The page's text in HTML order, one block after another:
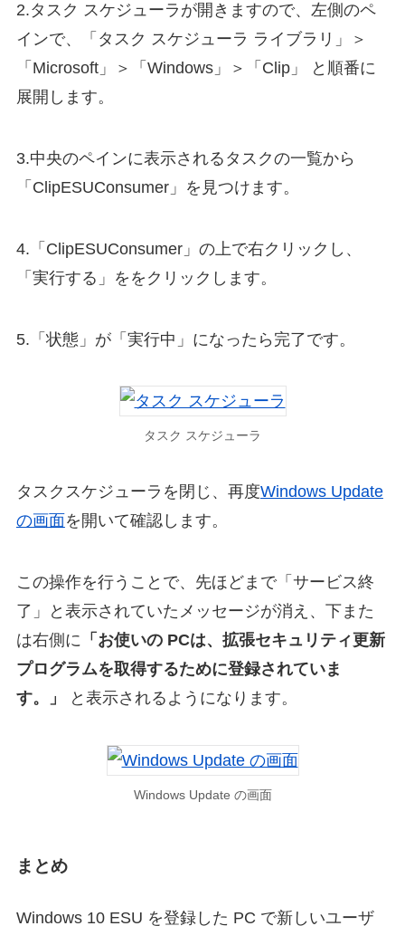
2.タスク スケジューラが開きますので、左側のペ
インで、「タスク スケジューラ ライブラリ」＞
「Microsoft」＞「Windows」＞「Clip」 と順番に
展開します。
3.中央のペインに表示されるタスクの一覧から
「ClipESUConsumer」を見つけます。
4.「ClipESUConsumer」の上で右クリックし、
「実行する」ををクリックします。
5.「状態」が「実行中」になったら完了です。
タスク スケジューラ
タスクスケジューラを閉じ、再度Windows Update
の画面 を開いて確認します。
この操作を行うことで、先ほどまで「サービス終
了」と表示されていたメッセージが消え、下また
は右側に 「お使いの PCは、拡張セキュリティ更新
プログラムを取得するために登録されていま
す。」
と表示されるようになります。
Windows Update の画面
まとめ
Windows 10 ESU を登録した PC で新しいユーザ